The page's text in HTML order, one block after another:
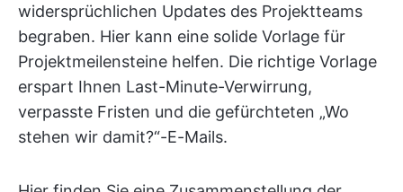
widersprüchlichen Updates des Projektteams
begraben. Hier kann eine solide Vorlage für
Projektmeilensteine helfen. Die richtige Vorlage
erspart Ihnen Last-Minute-Verwirrung,
verpasste Fristen und die gefürchteten „Wo
stehen wir damit?“-E-Mails.